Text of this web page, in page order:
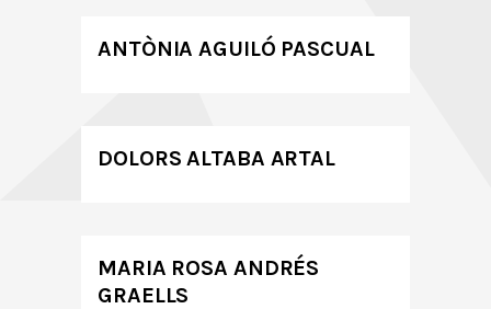
ANTÒNIA AGUILÓ PASCUAL
DOLORS ALTABA ARTAL
MARIA ROSA ANDRÉS
GRAELLS